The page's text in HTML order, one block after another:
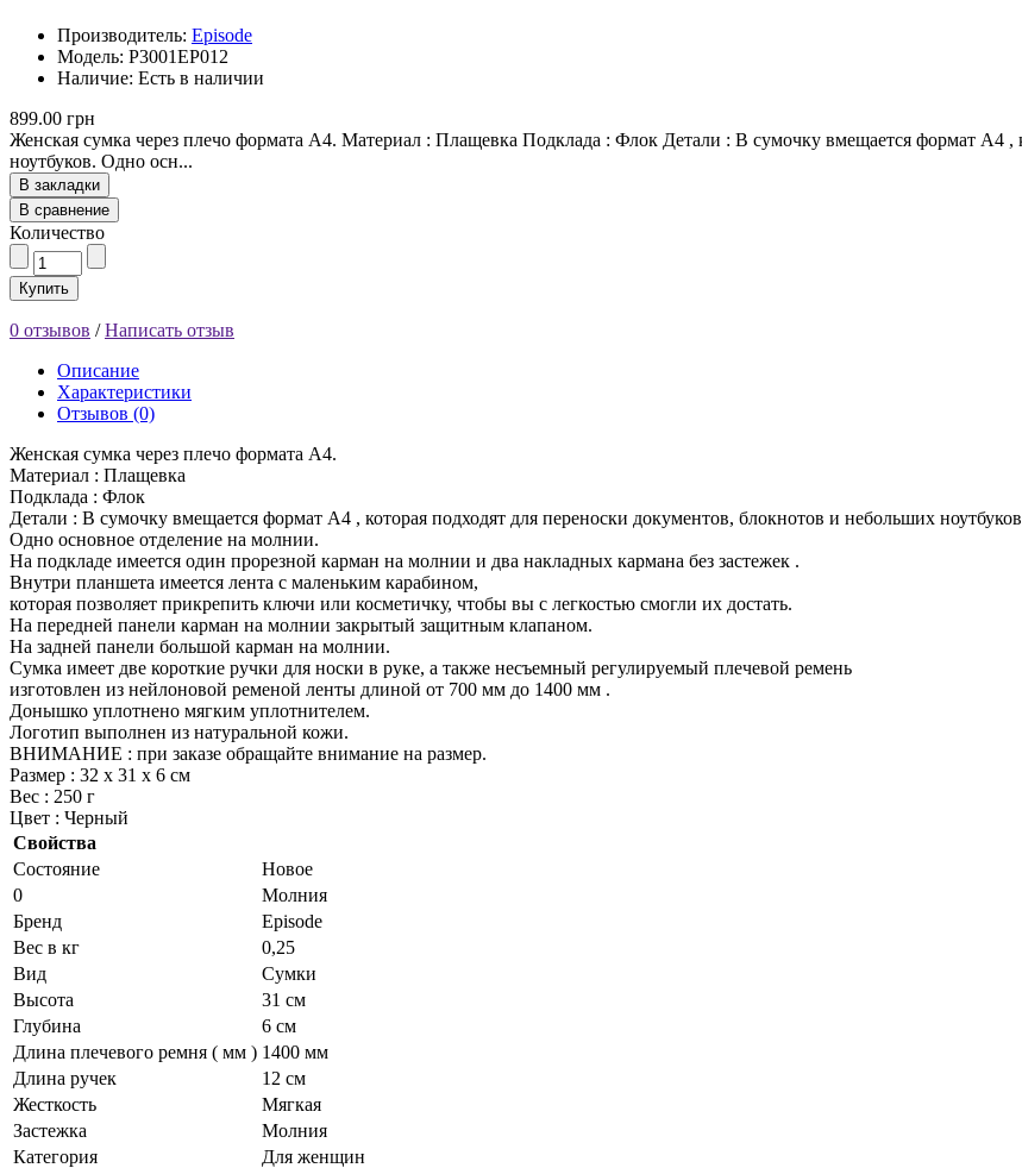
Производитель: Episode
Модель: P3001EP012
Наличие: Есть в наличии
899.00 грн
Женская сумка через плечо формата А4. Материал : Плащевка Подклада : Флок Детали : В сумочку вмещается формат А4 ,
ноутбуков. Одно осн...
В закладки
В сравнение
Количество
Купить
0 отзывов /Написать отзыв
Описание
Характеристики
Отзывов (0)
Женская сумка через плечо формата А4.
Материал : Плащевка
Подклада : Флок
Детали : В сумочку вмещается формат А4 , которая подходят для переноски документов, блокнотов и небольших
Одно основное отделение на молнии.
На подкладе имеется один прорезной карман на молнии и два накладных кармана без застежек .
Внутри планшета имеется лента с маленьким карабином,
которая позволяет прикрепить ключи или косметичку, чтобы вы с легкостью смогли их достать.
На передней панели карман на молнии закрытый защитным клапаном.
На задней панели большой карман на молнии.
Сумка имеет две короткие ручки для носки в руке, а также несъемный регулируемый плечевой ремень
изготовлен из нейлоновой ременой ленты длиной от 700 мм до 1400 мм .
Донышко уплотнено мягким уплотнителем.
Логотип выполнен из натуральной кожи.
ВНИМАНИЕ : при заказе обращайте внимание на размер.
Размер : 32 х 31 х 6 см
Вес : 250 г
Цвет : Черный
Свойства
Состояние
Новое
0
Молния
Бренд
Episode
Вес в кг
0,25
Вид
Сумки
Высота
31 см
Глубина
6 см
Длина плечевого ремня ( мм ) 1400 мм
Длина ручек
12 см
Жесткость
Мягкая
Застежка
Молния
Категория
Для женщин